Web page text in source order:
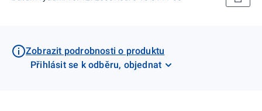
Zobrazit podrobnosti o produktu
Přihlásit se k odběru, objednat